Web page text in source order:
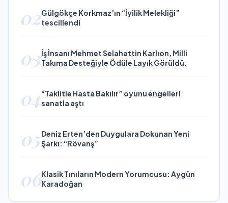
02Gülgökçe Korkmaz’ın “İyilik Melekliği”
tescillendi
03İş İnsanı Mehmet Selahattin Karlıon, Milli
Takıma Desteğiyle Ödüle Layık Görüldü.
04“Taklitle Hasta Bakılır” oyunu engelleri
sanatla aştı
05Deniz Erten’den Duygulara Dokunan Yeni
Şarkı: “Rövanş”
06Klasik Tınıların Modern Yorumcusu: Aygün
Karadoğan